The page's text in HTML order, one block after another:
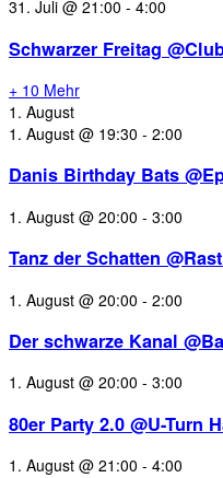
31. Juli @ 21:00 - 4:00
Schwarzer Freitag
+ 10 Mehr
1. August
1. August @ 19:30 - 2:00
Danis Birthday Bats
1. August @ 20:00 - 3:00
Tanz der Schatten
1. August @ 20:00 - 2:00
Der schwarze Kanal
1. August @ 20:00 - 3:00
80er Party 2.0 @U-Turn
1. August @ 21:00 - 4:00